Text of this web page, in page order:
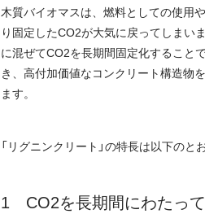
木質バイオマスは、燃料としての使用
り固定したCO2が大気に戻ってしまい
に混ぜてCO2を長期間固定化すること
き、高付加価値なコンクリート構造物
ます。
「リグニンクリート」の特長は以下のと
CO2を長期間にわたっ